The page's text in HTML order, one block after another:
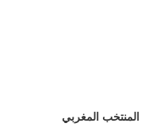
المنتخب المغربي